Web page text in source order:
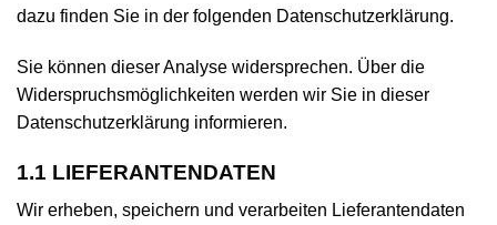
dazu finden Sie in der folgenden Datenschutzerklärung.
Sie können dieser Analyse widersprechen. Über die
Widerspruchsmöglichkeiten werden wir Sie in dieser
Datenschutzerklärung informieren.
1.1 LIEFERANTENDATEN
Wir erheben, speichern und verarbeiten Lieferantendaten